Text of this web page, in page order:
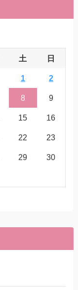
土 日
1 2
8 9
15 16
22 23
29 30